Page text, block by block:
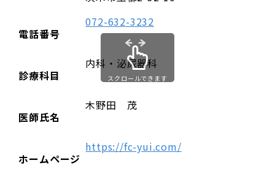
電話番号
072-632-3232
診療科目
内科・泌尿器科
医師氏名
木野田 茂
ホームページ
https://fc-yui.com/
スクロールできます